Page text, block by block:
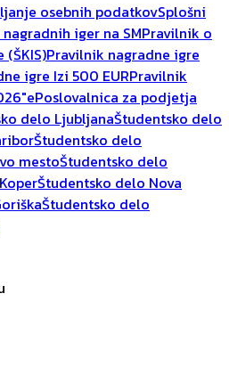
osebnih podatkovSplošni
iger na SMPravilnik o
Pravilnik nagradne igre
igre Izi 500 EURPravilnik
ePoslovalnica za podjetja
delo LjubljanaŠtudentsko delo
Študentsko delo
mestoŠtudentsko delo
Študentsko delo Nova
Študentsko delo